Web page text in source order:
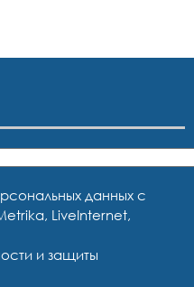
данных с
LiveInternet,
и защиты